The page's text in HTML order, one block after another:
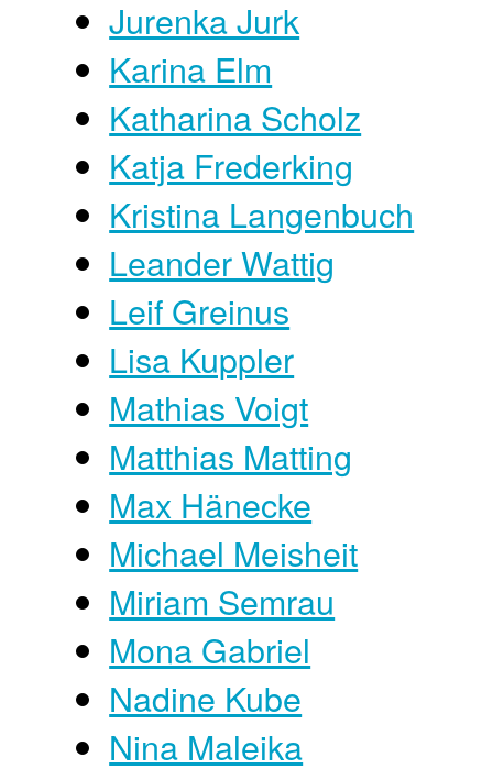
Jurenka Jurk
Karina Elm
Katharina Scholz
Katja Frederking
Kristina Langenbuch
Leander Wattig
Leif Greinus
Lisa Kuppler
Mathias Voigt
Matthias Matting
Max Hänecke
Michael Meisheit
Miriam Semrau
Mona Gabriel
Nadine Kube
Nina Maleika